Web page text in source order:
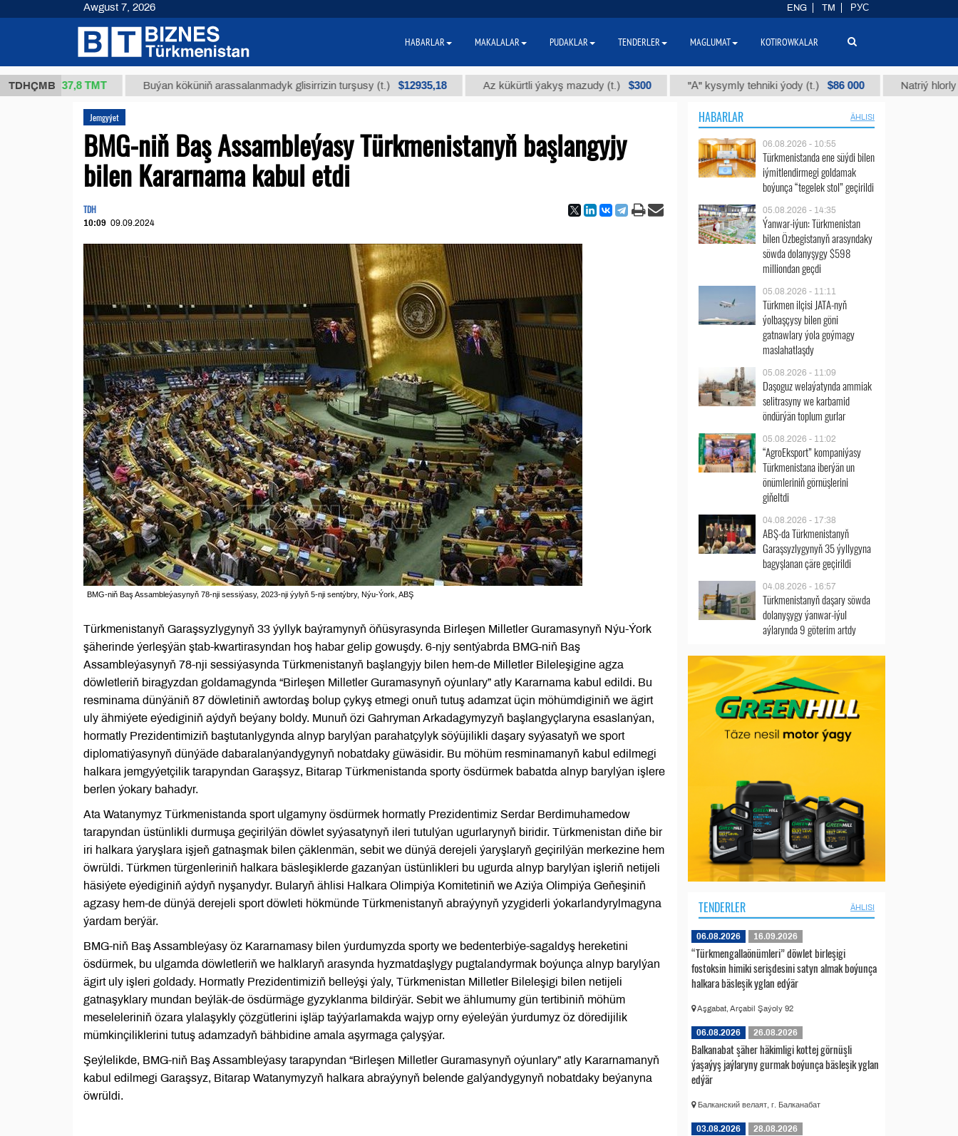
TDHÇMB
37,8 ТМТ Buýan köküniň arassalanmadyk glisirrizin turşusy (t.) $12935,18 Az kükürtli ýakyş mazudy (t.) $300 "А" kysymly tehniki ýody (t.) $86 000 Natriý hlorly (nahar
Jemgyýet
BMG-niň Baş Assambleýasy Türkmenistanyň başlangyjy
bilen Kararnama kabul etdi
TDH
10:09 09.09.2024
BMG-niň Baş Assambleýasynyň 78-nji sessiýasy, 2023-nji ýylyň 5-nji sentýbry, Nýu-Ýork, ABŞ
Türkmenistanyň Garaşsyzlygynyň 33 ýyllyk baýramynyň öňüsyrasynda Birleşen Milletler Guramasynyň Nýu-Ýork
şäherinde ýerleşýän ştab-kwartirasyndan hoş habar gelip gowuşdy. 6-njy sentýabrda BMG-niň Baş
Assambleýasynyň 78-nji sessiýasynda Türkmenistanyň başlangyjy bilen hem-de Milletler Bileleşigine agza
döwletleriň biragyzdan goldamagynda “Birleşen Milletler Guramasynyň oýunlary” atly Kararnama kabul edildi. Bu
resminama dünýäniň 87 döwletiniň awtordaş bolup çykyş etmegi onuň tutuş adamzat üçin möhümdiginiň we ägirt
uly ähmiýete eýediginiň aýdyň beýany boldy. Munuň özi Gahryman Arkadagymyzyň başlangyçlaryna esaslanýan,
hormatly Prezidentimiziň baştutanlygynda alnyp barylýan parahatçylyk söýüjilikli daşary syýasatyň we sport
diplomatiýasynyň dünýäde dabaralanýandygynyň nobatdaky güwäsidir. Bu möhüm resminamanyň kabul edilmegi
halkara jemgyýetçilik tarapyndan Garaşsyz, Bitarap Türkmenistanda sporty ösdürmek babatda alnyp barylýan işlere
berlen ýokary bahadyr.
Ata Watanymyz Türkmenistanda sport ulgamyny ösdürmek hormatly Prezidentimiz Serdar Berdimuhamedow
tarapyndan üstünlikli durmuşa geçirilýän döwlet syýasatynyň ileri tutulýan ugurlarynyň biridir. Türkmenistan diňe bir
iri halkara ýaryşlara işjeň gatnaşmak bilen çäklenmän, sebit we dünýä derejeli ýaryşlaryň geçirilýän merkezine hem
öwrüldi. Türkmen türgenleriniň halkara bäsleşiklerde gazanýan üstünlikleri bu ugurda alnyp barylýan işleriň netijeli
häsiýete eýediginiň aýdyň nyşanydyr. Bularyň ählisi Halkara Olimpiýa Komitetiniň we Aziýa Olimpiýa Geňeşiniň
agzasy hem-de dünýä derejeli sport döwleti hökmünde Türkmenistanyň abraýynyň yzygiderli ýokarlandyrylmagyna
ýardam berýär.
BMG-niň Baş Assambleýasy öz Kararnamasy bilen ýurdumyzda sporty we bedenterbiýe-sagaldyş hereketini
ösdürmek, bu ulgamda döwletleriň we halklaryň arasynda hyzmatdaşlygy pugtalandyrmak boýunça alnyp barylýan
ägirt uly işleri goldady. Hormatly Prezidentimiziň belleýşi ýaly, Türkmenistan Milletler Bileleşigi bilen netijeli
gatnaşyklary mundan beýläk-de ösdürmäge gyzyklanma bildirýär. Sebit we ählumumy gün tertibiniň möhüm
meseleleriniň özara ylalaşykly çözgütlerini işläp taýýarlamakda wajyp orny eýeleýän ýurdumyz öz döredijilik
mümkinçiliklerini tutuş adamzadyň bähbidine amala aşyrmaga çalyşýar.
Şeýlelikde, BMG-niň Baş Assambleýasy tarapyndan “Birleşen Milletler Guramasynyň oýunlary” atly Kararnamanyň
kabul edilmegi Garaşsyz, Bitarap Watanymyzyň halkara abraýynyň belende galýandygynyň nobatdaky beýanyna
öwrüldi.
HABARLAR ÄHLISI
06.08.2026 - 10:55
Türkmenistanda ene süýdi bilen
iýmitlendirmegi goldamak
boýunça “tegelek stol” geçirildi
05.08.2026 - 14:35
Ýanwar-iýun: Türkmenistan
bilen Özbegistanyň arasyndaky
söwda dolanyşygy $598
milliondan geçdi
05.08.2026 - 11:11
Türkmen ilçisi JATA-nyň
ýolbaşçysy bilen göni
gatnawlary ýola goýmagy
maslahatlaşdy
05.08.2026 - 11:09
Daşoguz welaýatynda ammiak
selitrasyny we karbamid
öndürýän toplum gurlar
05.08.2026 - 11:02
“AgroEksport” kompaniýasy
Türkmenistana iberýän un
önümleriniň görnüşlerini
giňeltdi
04.08.2026 - 17:38
ABŞ-da Türkmenistanyň
Garaşsyzlygynyň 35 ýyllygyna
bagyşlanan çäre geçirildi
04.08.2026 - 16:57
Türkmenistanyň daşary söwda
dolanyşygy ýanwar-iýul
aýlarynda 9 göterim artdy
TENDERLER ÄHLISI
06.08.2026 16.09.2026
“Türkmengallaönümleri” döwlet birleşigi
fostoksin himiki serişdesini satyn almak boýunça
halkara bäsleşik yglan edýär
Aşgabat, Arçabil Şaýoly 92
06.08.2026 26.08.2026
Balkanabat şäher häkimligi kottej görnüşli
ýaşaýyş jaýlaryny gurmak boýunça bäsleşik yglan
edýär
Балканский велаят, г. Балканабат
03.08.2026 28.08.2026
Awgust 7, 2026 ENG TM РУС
HABARLAR MAKALALAR PUDAKLAR TENDERLER MAGLUMAT KOTIROWKALAR